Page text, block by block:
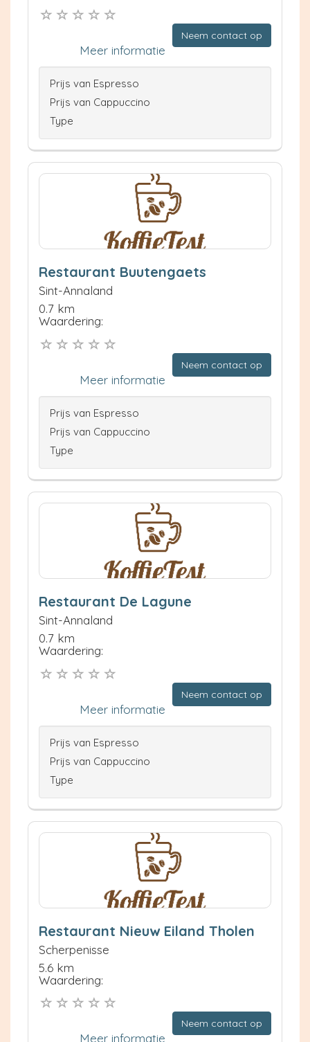
Neem contact op
Meer informatie
Prijs van Espresso
Prijs van Cappuccino
Type
Restaurant Buutengaets
Sint-Annaland
0.7 km
Waardering:
Neem contact op
Meer informatie
Prijs van Espresso
Prijs van Cappuccino
Type
Restaurant De Lagune
Sint-Annaland
0.7 km
Waardering:
Neem contact op
Meer informatie
Prijs van Espresso
Prijs van Cappuccino
Type
Restaurant Nieuw Eiland Tholen
Scherpenisse
5.6 km
Waardering:
Neem contact op
Meer informatie